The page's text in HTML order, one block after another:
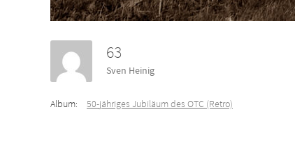
63
Sven Heinig
Album: 50-jähriges Jubiläum des OTC (Retro)